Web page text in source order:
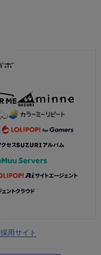
採用サイト